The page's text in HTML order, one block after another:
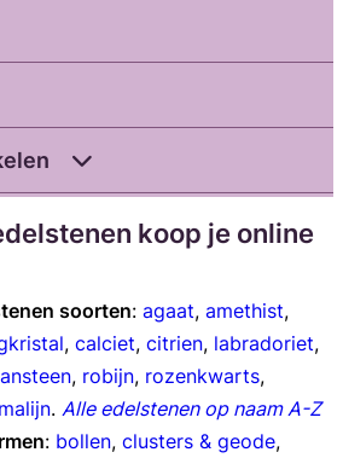
koop je online
soorten: agaat, amethist,
, calciet, citrien, labradoriet,
, robijn, rozenkwarts,
. Alle edelstenen op naam A-Z
: bollen, clusters & geode,